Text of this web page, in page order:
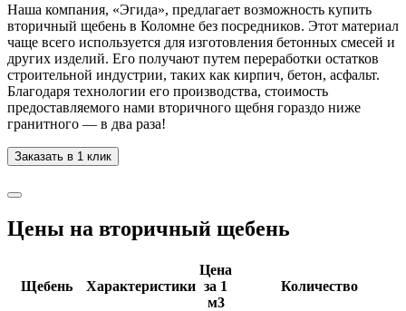
Наша компания, «Эгида», предлагает возможность купить
вторичный щебень в Коломне без посредников. Этот материал
чаще всего используется для изготовления бетонных смесей и
других изделий. Его получают путем переработки остатков
строительной индустрии, таких как кирпич, бетон, асфальт.
Благодаря технологии его производства, стоимость
предоставляемого нами вторичного щебня гораздо ниже
гранитного — в два раза!
Заказать в 1 клик
Цены на вторичный щебень
Щебень Характеристики
Цена
за 1
м3
Количество